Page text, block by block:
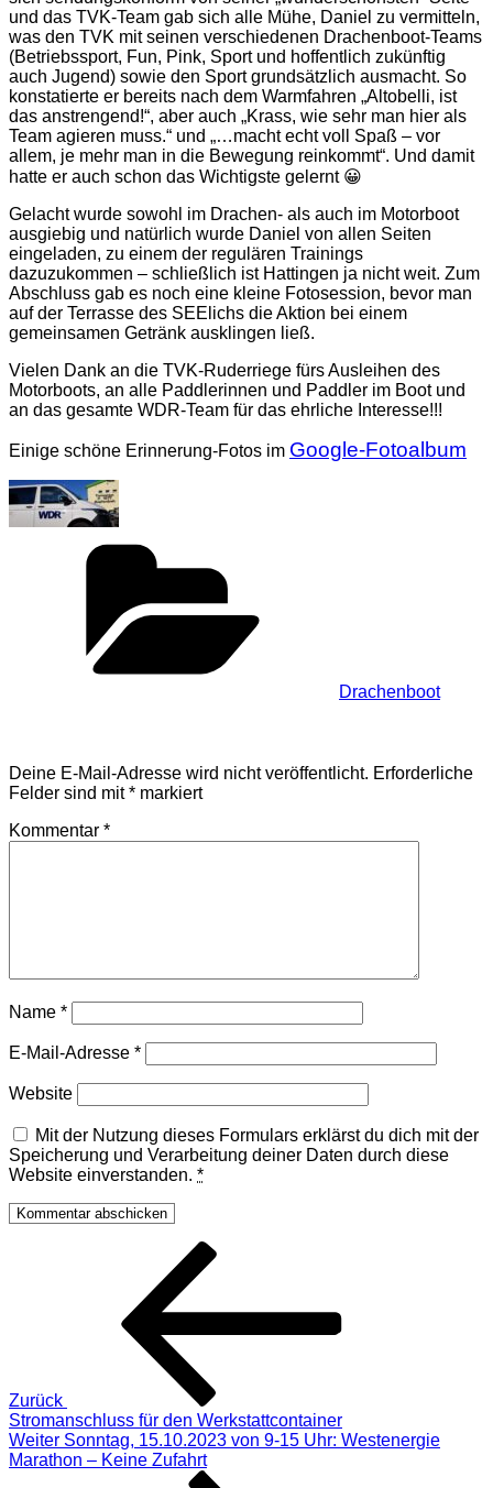
und das TVK-Team gab sich alle Mühe, Daniel zu vermitteln,
was den TVK mit seinen verschiedenen Drachenboot-Teams
(Betriebssport, Fun, Pink, Sport und hoffentlich zukünftig
auch Jugend) sowie den Sport grundsätzlich ausmacht. So
konstatierte er bereits nach dem Warmfahren „Altobelli, ist
das anstrengend!“, aber auch „Krass, wie sehr man hier als
Team agieren muss.“ und „…macht echt voll Spaß – vor
allem, je mehr man in die Bewegung reinkommt“. Und damit
hatte er auch schon das Wichtigste gelernt 😀
Gelacht wurde sowohl im Drachen- als auch im Motorboot
ausgiebig und natürlich wurde Daniel von allen Seiten
eingeladen, zu einem der regulären Trainings
dazuzukommen – schließlich ist Hattingen ja nicht weit. Zum
Abschluss gab es noch eine kleine Fotosession, bevor man
auf der Terrasse des SEElichs die Aktion bei einem
gemeinsamen Getränk ausklingen ließ.
Vielen Dank an die TVK-Ruderriege fürs Ausleihen des
Motorboots, an alle Paddlerinnen und Paddler im Boot und
an das gesamte WDR-Team für das ehrliche Interesse!!!
Einige schöne Erinnerung-Fotos im Google-Fotoalbum
Drachenboot
Deine E-Mail-Adresse wird nicht veröffentlicht. Erforderliche
Felder sind mit* markiert
Kommentar *
Name *
E-Mail-Adresse *
Website
Mit der Nutzung dieses Formulars erklärst du dich mit der
Speicherung und Verarbeitung deiner Daten durch diese
Website einverstanden. *
Beitragsnavigation
Zurück
Stromanschluss für den Werkstattcontainer
Nächster
Beitrag
Weiter Sonntag, 15.10.2023 von 9-15 Uhr: Westenergie
Marathon – Keine Zufahrt